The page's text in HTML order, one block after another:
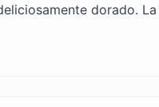
dorado.